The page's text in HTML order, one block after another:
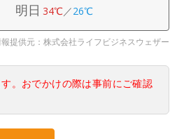
明日 34℃／26℃
提供元：株式会社ライフビジネスウェザー
。おでかけの際は事前にご確認